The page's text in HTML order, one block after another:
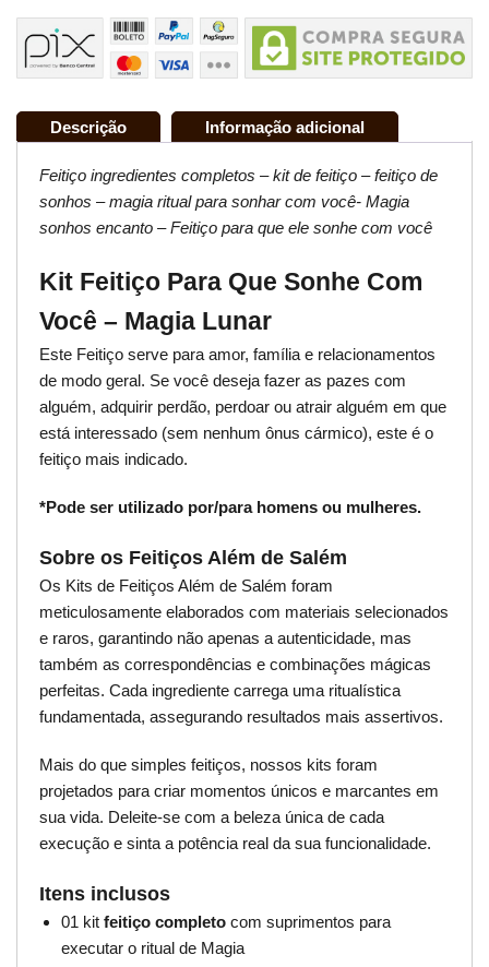
Descrição Informação adicional
Feitiço ingredientes completos – kit de feitiço – feitiço de
sonhos – magia ritual para sonhar com você- Magia
sonhos encanto – Feitiço para que ele sonhe com você
Kit Feitiço Para Que Sonhe Com
Você – Magia Lunar
Este Feitiço serve para amor, família e relacionamentos
de modo geral. Se você deseja fazer as pazes com
alguém, adquirir perdão, perdoar ou atrair alguém em que
está interessado (sem nenhum ônus cármico), este é o
feitiço mais indicado.
*Pode ser utilizado por/para homens ou mulheres.
Sobre os Feitiços Além de Salém
Os Kits de Feitiços Além de Salém foram
meticulosamente elaborados com materiais selecionados
e raros, garantindo não apenas a autenticidade, mas
também as correspondências e combinações mágicas
perfeitas. Cada ingrediente carrega uma ritualística
fundamentada, assegurando resultados mais assertivos.
Mais do que simples feitiços, nossos kits foram
projetados para criar momentos únicos e marcantes em
sua vida. Deleite-se com a beleza única de cada
execução e sinta a potência real da sua funcionalidade.
Itens inclusos
01 kit feitiço completo com suprimentos para
executar o ritual de Magia